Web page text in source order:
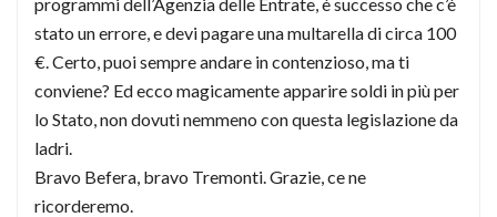
stato un errore, e devi pagare una multarella di circa 100
€. Certo, puoi sempre andare in contenzioso, ma ti
conviene? Ed ecco magicamente apparire soldi in più per
lo Stato, non dovuti nemmeno con questa legislazione da
ladri.
Bravo Befera, bravo Tremonti. Grazie, ce ne
ricorderemo.